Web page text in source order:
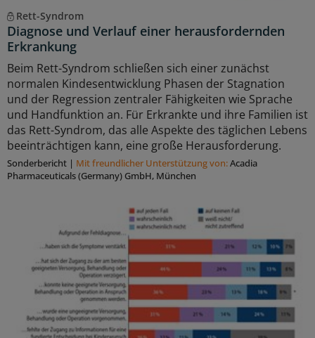
Rett-Syndrom
Diagnose und Verlauf einer herausfordernden
Erkrankung
Beim Rett-Syndrom schließen sich einer zunächst
normalen Kindesentwicklung Phasen der Stagnation
und der Regression zentraler Fähigkeiten wie Sprache
und Handfunktion an. Für Erkrankte und ihre Familien ist
das Rett-Syndrom, das alle Aspekte des täglichen Lebens
beeinträchtigen kann, eine große Herausforderung.
Sonderbericht | Mit freundlicher Unterstützung von:Acadia
Pharmaceuticals (Germany) GmbH, München